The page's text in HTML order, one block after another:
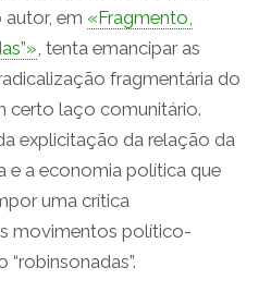
autor, em «Fragmento,
, tenta emancipar as
fragmentária do
certo laço comunitário.
explicitação da relação da
a economia política que
uma crítica
movimentos político-